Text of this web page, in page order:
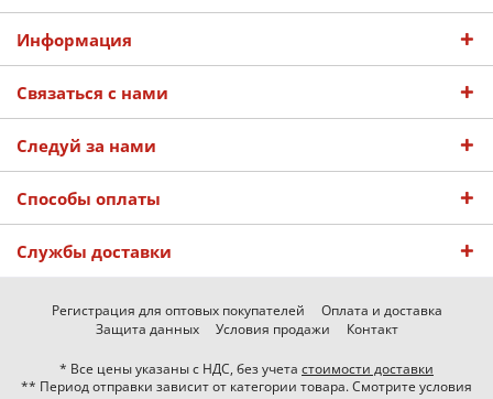
Информация
Связаться с нами
Следуй за нами
Способы оплаты
Службы доставки
Регистрация для оптовых покупателей
Оплата и доставка
Защита данных
Условия продажи Контакт
* Все цены указаны с НДС, без учета стоимости доставки
** Период отправки зависит от категории товара. Смотрите условия